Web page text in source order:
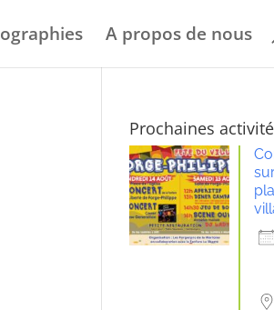
A propos de nous
Prochaines